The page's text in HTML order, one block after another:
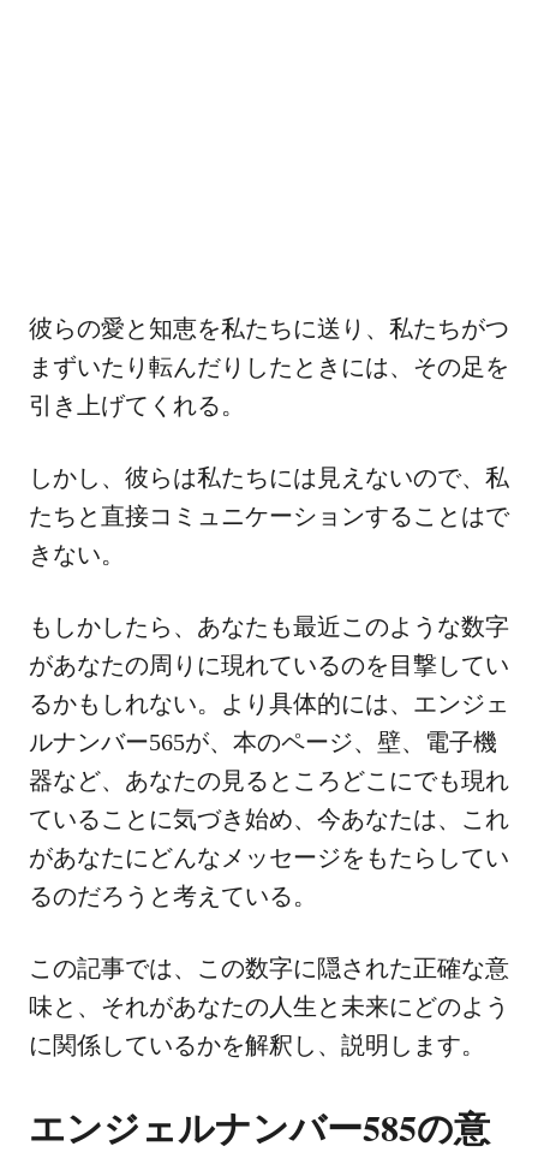
彼らの愛と知恵を私たちに送り、私たちがつ
まずいたり転んだりしたときには、その足を
引き上げてくれる。
しかし、彼らは私たちには見えないので、私
たちと直接コミュニケーションすることはで
きない。
もしかしたら、あなたも最近このような数字
があなたの周りに現れているのを目撃してい
るかもしれない。より具体的には、エンジェ
ルナンバー565が、本のページ、壁、電子機
器など、あなたの見るところどこにでも現れ
ていることに気づき始め、今あなたは、これ
があなたにどんなメッセージをもたらしてい
るのだろうと考えている。
この記事では、この数字に隠された正確な意
味と、それがあなたの人生と未来にどのよう
に関係しているかを解釈し、説明します。
エンジェルナンバー585の意